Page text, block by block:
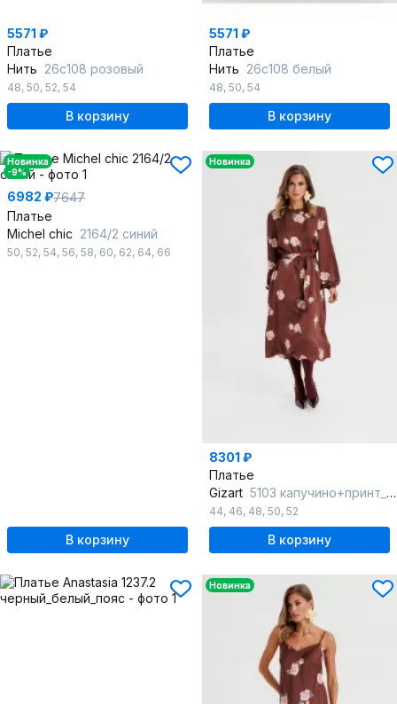
5571 ₽
Платье
Нить 26с108 розовый
48, 50, 52, 54
В корзину
5571 ₽
Платье
Нить 26с108 белый
48, 50, 54
В корзину
Новинка
-9%
6982 ₽7647
Платье
Michel chic 2164/2 синий
50, 52, 54, 56, 58, 60, 62, 64, 66
В корзину
Новинка
8301 ₽
Платье
Gizart 5103 капучино+принт_цветы
44, 46, 48, 50, 52
В корзину
Новинка